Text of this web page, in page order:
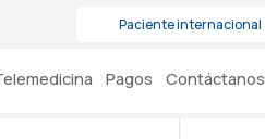
Paciente internacional
Pagos Contáctanos